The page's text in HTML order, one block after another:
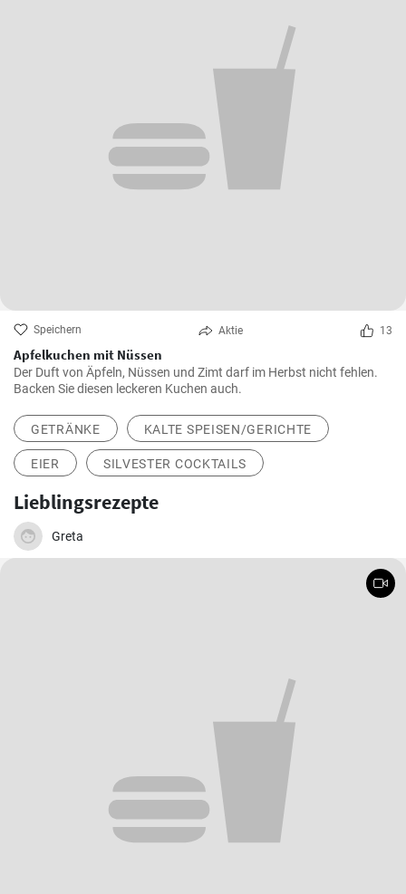
Speichern Aktie 13
Apfelkuchen mit Nüssen
Der Duft von Äpfeln, Nüssen und Zimt darf im Herbst nicht fehlen.
Backen Sie diesen leckeren Kuchen auch.
GETRÄNKE KALTE SPEISEN/GERICHTE
EIER SILVESTER COCKTAILS
Lieblingsrezepte
Greta